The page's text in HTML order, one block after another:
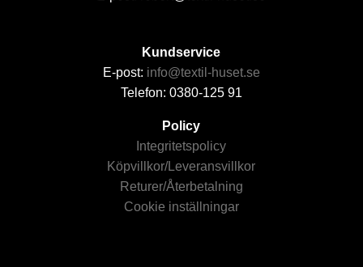
Kundservice
E-post: info@textil-huset.se
Telefon: 0380-125 91
Policy
Integritetspolicy
Köpvillkor/Leveransvillkor
Returer/Återbetalning
Cookie inställningar